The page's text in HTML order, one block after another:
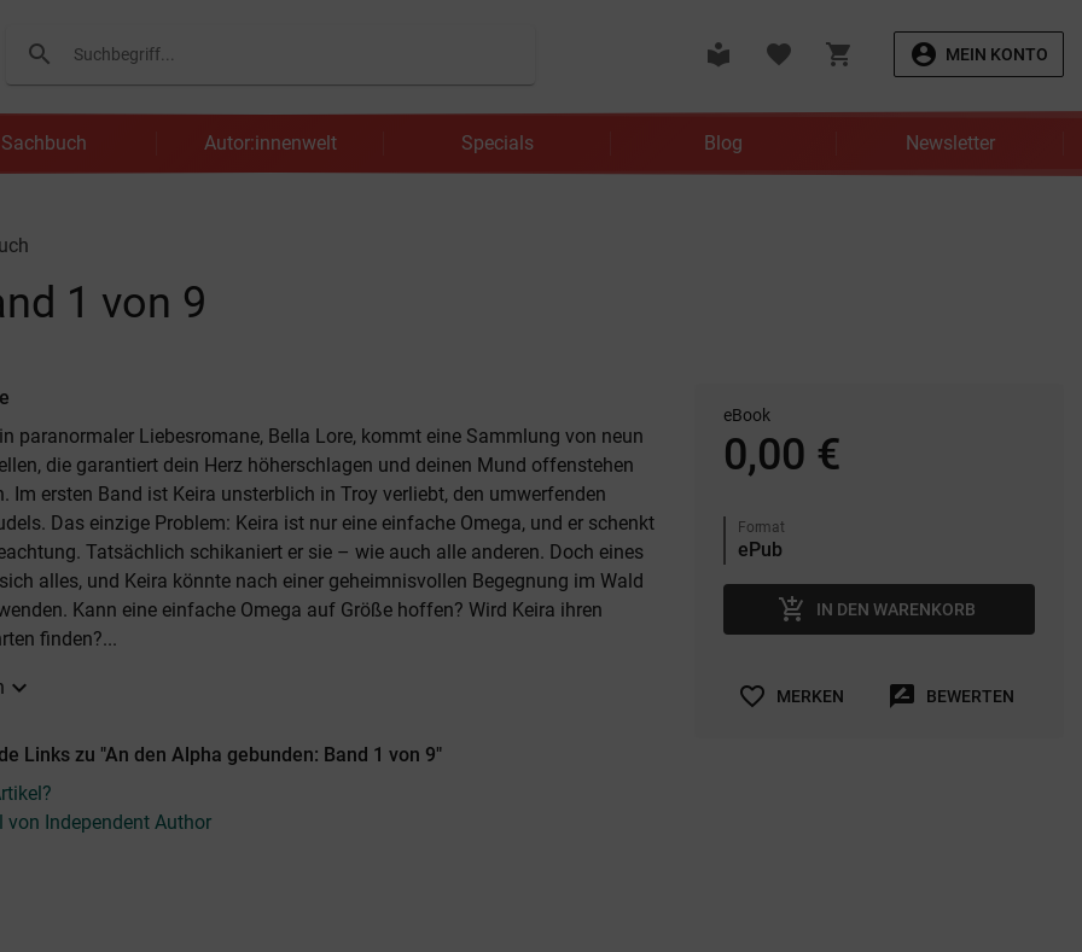
search
Suchen local_library favorite shopping_cart account_circle MEIN KONTO
Sachbuch Autor:innenwelt Specials Blog Newsletter
1 von 9
paranormaler Liebesromane, Bella Lore, kommt eine Sammlung von neun
die garantiert dein Herz höherschlagen und deinen Mund offenstehen
Im ersten Band ist Keira unsterblich in Troy verliebt, den umwerfenden
Das einzige Problem: Keira ist nur eine einfache Omega, und er schenkt
Tatsächlich schikaniert er sie – wie auch alle anderen. Doch eines
sich alles, und Keira könnte nach einer geheimnisvollen Begegnung im Wald
Kann eine einfache Omega auf Größe hoffen? Wird Keira ihren
finden?...
expand_more
Links zu "An den Alpha gebunden: Band 1 von 9"
von Independent Author
eBook
0,00 €
Format
add_shopping_cart IN DEN WARENKORB
favorite_border MERKEN rate_review BEWERTEN